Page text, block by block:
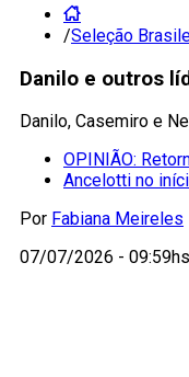
/Seleção
Danilo e outros
Danilo, Casemiro e
OPINIÃO:
Ancelotti no
Por Fabiana Meireles
07/07/2026 -